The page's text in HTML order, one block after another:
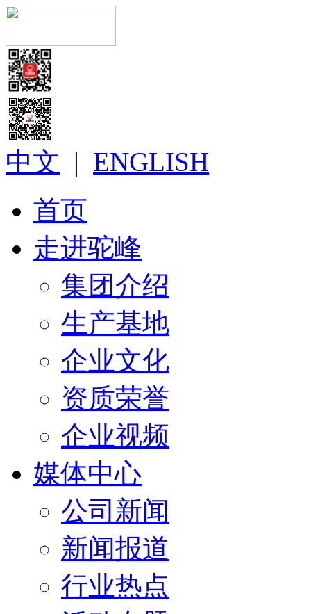
中文 | ENGLISH
首页
走进驼峰
集团介绍
生产基地
企业文化
资质荣誉
企业视频
媒体中心
公司新闻
新闻报道
行业热点